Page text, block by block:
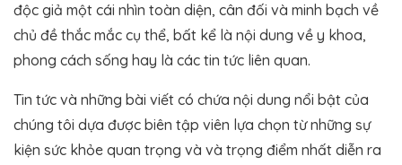
độc giả một cái nhìn toàn diện, cân đối và minh bạch về
chủ đề thắc mắc cụ thể, bất kể là nội dung về y khoa,
phong cách sống hay là các tin tức liên quan.
Tin tức và những bài viết có chứa nội dung nổi bật của
chúng tôi dựa được biên tập viên lựa chọn từ những sự
kiện sức khỏe quan trọng và và trọng điểm nhất diễn ra